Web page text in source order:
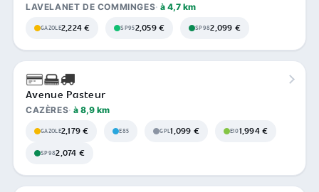
LAVELANET DE COMMINGES à 4,7 km
GAZOLE2,224 € SP952,059 € SP982,099 €
Avenue Pasteur
CAZÈRES à 8,9 km
GAZOLE2,179 € E85 GPL1,099 € E101,994 €
SP982,074 €